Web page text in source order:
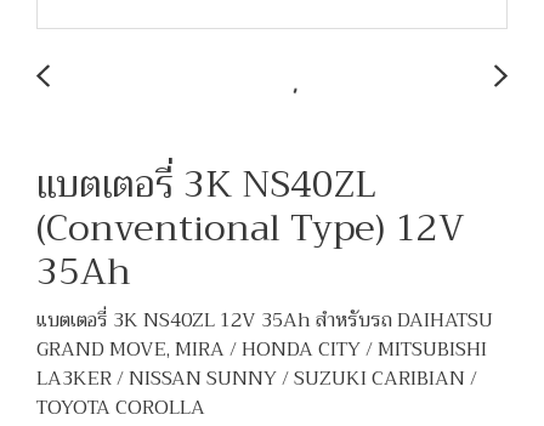
แบตเตอรี่ 3K NS40ZL
(Conventional Type) 12V
35Ah
แบตเตอรี่ 3K NS40ZL 12V 35Ah สำหรับรถ DAIHATSU
GRAND MOVE, MIRA / HONDA CITY / MITSUBISHI
LA3KER / NISSAN SUNNY / SUZUKI CARIBIAN /
TOYOTA COROLLA